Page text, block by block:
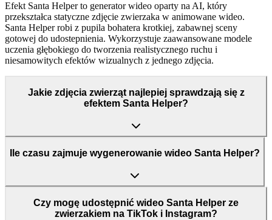
Efekt Santa Helper to generator wideo oparty na AI, który
przekształca statyczne zdjęcie zwierzaka w animowane wideo.
Santa Helper robi z pupila bohatera krotkiej, zabawnej sceny
gotowej do udostepnienia. Wykorzystuje zaawansowane modele
uczenia głębokiego do tworzenia realistycznego ruchu i
niesamowitych efektów wizualnych z jednego zdjęcia.
Jakie zdjęcia zwierząt najlepiej sprawdzają się z
efektem Santa Helper?
Ile czasu zajmuje wygenerowanie wideo Santa Helper?
Czy mogę udostępnić wideo Santa Helper ze
zwierzakiem na TikTok i Instagram?